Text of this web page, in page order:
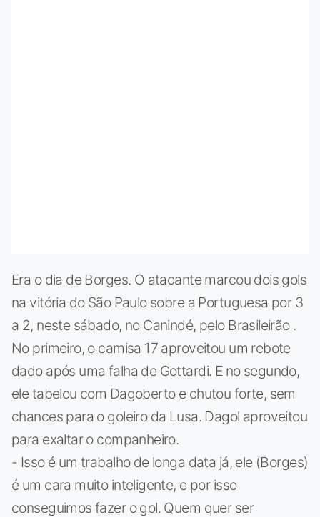
Era o dia de Borges. O atacante marcou dois gols
na vitória do São Paulo sobre a Portuguesa por 3
a 2, neste sábado, no Canindé, pelo Brasileirão .
No primeiro, o camisa 17 aproveitou um rebote
dado após uma falha de Gottardi. E no segundo,
ele tabelou com Dagoberto e chutou forte, sem
chances para o goleiro da Lusa. Dagol aproveitou
para exaltar o companheiro.
- Isso é um trabalho de longa data já, ele (Borges)
é um cara muito inteligente, e por isso
conseguimos fazer o gol. Quem quer ser